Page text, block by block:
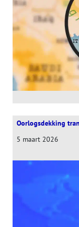
Oorlogsdekking
5 maart 2026